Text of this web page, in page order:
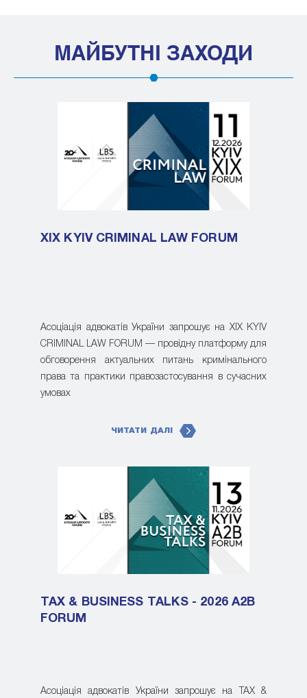
МАЙБУТНІ ЗАХОДИ
XIX KYIV CRIMINAL LAW FORUM
Асоціація адвокатів України запрошує на XIX KYIV
CRIMINAL LAW FORUM — провідну платформу для
обговорення актуальних питань кримінального
права та практики правозастосування в сучасних
умовах
ЧИТАТИ ДАЛІ
TAX & BUSINESS TALKS - 2026 A2B
FORUM
Асоціація адвокатів України запрошує на TAX &